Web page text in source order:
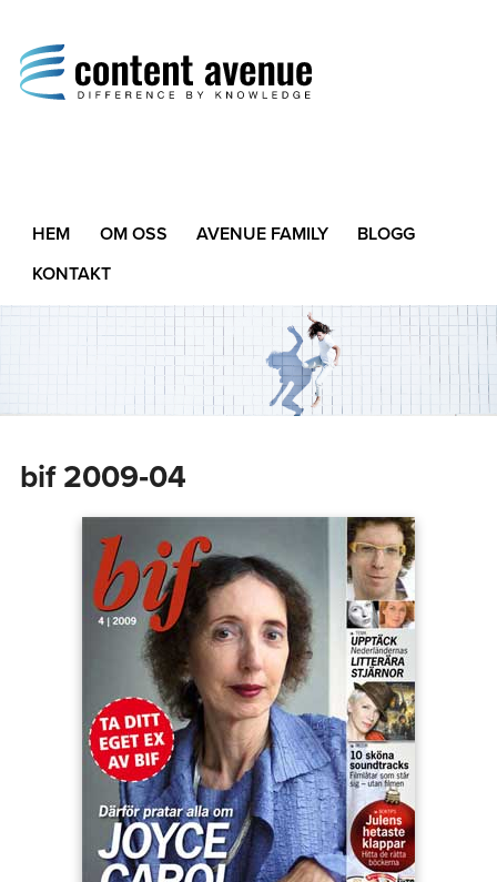
Difference by Knowledge
HEM OM OSS AVENUE FAMILY
BLOGG
KONTAKT
bif 2009‑04